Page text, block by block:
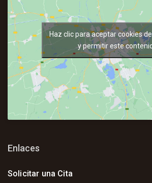
Haz clic para aceptar cookies
y permitir este
Enlaces
Solicitar una Cita